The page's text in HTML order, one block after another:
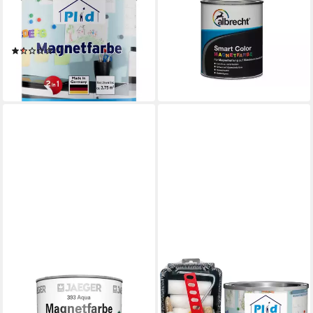
PLID
Magnetfarbe Premium
Magnetfarbe Magnet
Magnetlack Magnetwand
(1)
ab 34,90 €
(46,53 €/ 1 l)
in 2-3 Werktagen bei dir
ALBRECHT
Lack Albrecht Magnetfarbe
750 ml dunkelgrau
(48,59 €/ 1 l)
in 2-3 Werktagen bei dir
Magnetfarbe Jaeger
Magnetfarbe 393
PLID
Magnetfarbe Premium
Magnetfarbe Magnet